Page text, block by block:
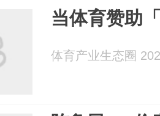
当体育赞助
体育产业生态圈